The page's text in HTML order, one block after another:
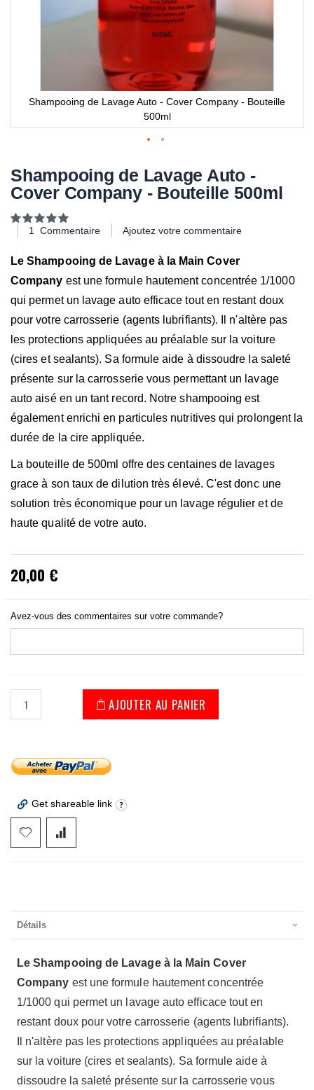
Shampooing de Lavage Auto - Cover Company - Bouteille
500ml
Shampooing de Lavage Auto -
Cover Company - Bouteille 500ml
Notation:
100
1 Commentaire Ajoutez votre commentaire
Le Shampooing de Lavage à la Main Cover
Company est une formule hautement concentrée 1/1000
qui permet un lavage auto efficace tout en restant doux
pour votre carrosserie (agents lubrifiants). Il n'altère pas
les protections appliquées au préalable sur la voiture
(cires et sealants). Sa formule aide à dissoudre la saleté
présente sur la carrosserie vous permettant un lavage
auto aisé en un tant record. Notre shampooing est
également enrichi en particules nutritives qui prolongent la
durée de la cire appliquée.
La bouteille de 500ml offre des centaines de lavages
grace à son taux de dilution très élevé. C'est donc une
solution très économique pour un lavage régulier et de
haute qualité de votre auto.
20,00 €
Avez-vous des commentaires sur votre commande?
AJOUTER AU PANIER
Get shareable link
Détails
Le Shampooing de Lavage à la Main Cover
Company est une formule hautement concentrée
1/1000 qui permet un lavage auto efficace tout en
restant doux pour votre carrosserie (agents lubrifiants).
Il n'altère pas les protections appliquées au préalable
sur la voiture (cires et sealants). Sa formule aide à
dissoudre la saleté présente sur la carrosserie vous